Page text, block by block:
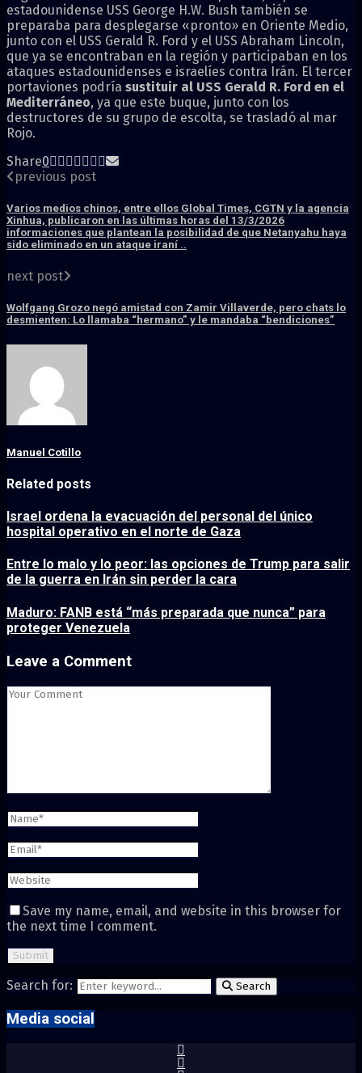
estadounidense USS George H.W. Bush también se
preparaba para desplegarse «pronto» en Oriente Medio,
junto con el USS Gerald R. Ford y el USS Abraham Lincoln,
que ya se encontraban en la región y participaban en los
ataques estadounidenses e israelíes contra Irán. El tercer
portaviones podría sustituir al USS Gerald R. Ford en el
Mediterráneo, ya que este buque, junto con los
destructores de su grupo de escolta, se trasladó al mar
Rojo.
Share0
previous post
Varios medios chinos, entre ellos Global Times, CGTN y la agencia
Xinhua, publicaron en las últimas horas del 13/3/2026
informaciones que plantean la posibilidad de que Netanyahu haya
sido eliminado en un ataque iraní ..
next post
Wolfgang Grozo negó amistad con Zamir Villaverde, pero chats lo
desmienten: Lo llamaba “hermano” y le mandaba “bendiciones”
Manuel Cotillo
Related posts
Israel ordena la evacuación del personal del único
hospital operativo en el norte de Gaza
Entre lo malo y lo peor: las opciones de Trump para salir
de la guerra en Irán sin perder la cara
Maduro: FANB está “más preparada que nunca” para
proteger Venezuela
Leave a Comment
Save my name, email, and website in this browser for
the next time I comment.
Search for: Search
Media social